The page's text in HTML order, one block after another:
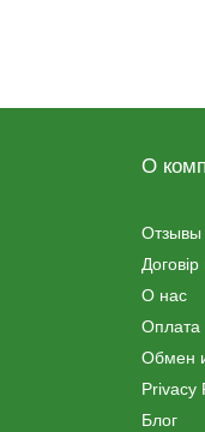
О
Отзывы
О нас
Оплата
Обмен
Privacy
Блог